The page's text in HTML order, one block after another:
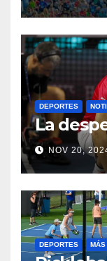
DEPORTES
La
NOV 20,
DEPORTES MÁS